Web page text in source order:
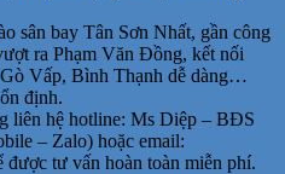
sân bay Tân Sơn Nhất, gần công
ra Phạm Văn Đồng, kết nối
Vấp, Bình Thạnh dễ dàng…
định.
liên hệ hotline: Ms Diệp – BĐS
– Zalo) hoặc email:
được tư vấn hoàn toàn miễn phí.